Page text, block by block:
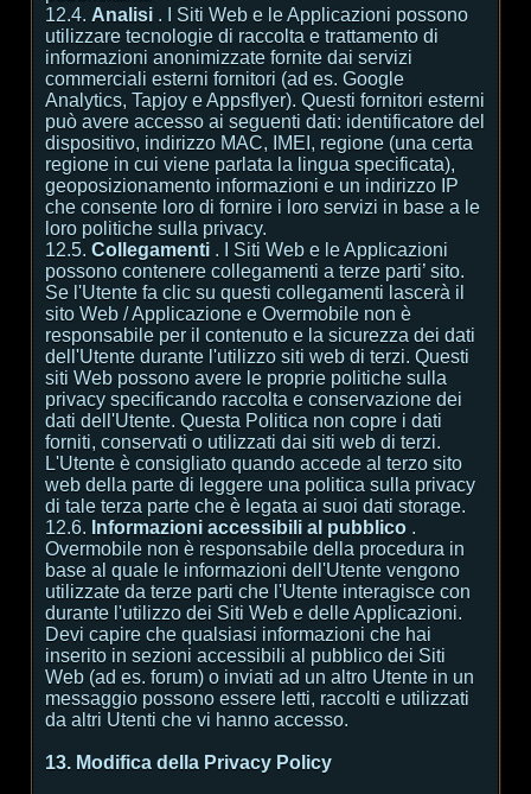
12.4. Analisi . I Siti Web e le Applicazioni possono
utilizzare tecnologie di raccolta e trattamento di
informazioni anonimizzate fornite dai servizi
commerciali esterni fornitori (ad es. Google
Analytics, Tapjoy e Appsflyer). Questi fornitori esterni
può avere accesso ai seguenti dati: identificatore del
dispositivo, indirizzo MAC, IMEI, regione (una certa
regione in cui viene parlata la lingua specificata),
geoposizionamento informazioni e un indirizzo IP
che consente loro di fornire i loro servizi in base a le
loro politiche sulla privacy.
12.5. Collegamenti . I Siti Web e le Applicazioni
possono contenere collegamenti a terze parti’ sito.
Se l'Utente fa clic su questi collegamenti lascerà il
sito Web / Applicazione e Overmobile non è
responsabile per il contenuto e la sicurezza dei dati
dell'Utente durante l'utilizzo siti web di terzi. Questi
siti Web possono avere le proprie politiche sulla
privacy specificando raccolta e conservazione dei
dati dell'Utente. Questa Politica non copre i dati
forniti, conservati o utilizzati dai siti web di terzi.
L'Utente è consigliato quando accede al terzo sito
web della parte di leggere una politica sulla privacy
di tale terza parte che è legata ai suoi dati storage.
12.6. Informazioni accessibili al pubblico .
Overmobile non è responsabile della procedura in
base al quale le informazioni dell'Utente vengono
utilizzate da terze parti che l'Utente interagisce con
durante l'utilizzo dei Siti Web e delle Applicazioni.
Devi capire che qualsiasi informazioni che hai
inserito in sezioni accessibili al pubblico dei Siti
Web (ad es. forum) o inviati ad un altro Utente in un
messaggio possono essere letti, raccolti e utilizzati
da altri Utenti che vi hanno accesso.
13. Modifica della Privacy Policy